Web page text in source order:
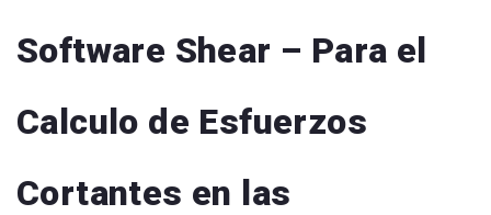
Software Shear – Para el
Calculo de Esfuerzos
Cortantes en las